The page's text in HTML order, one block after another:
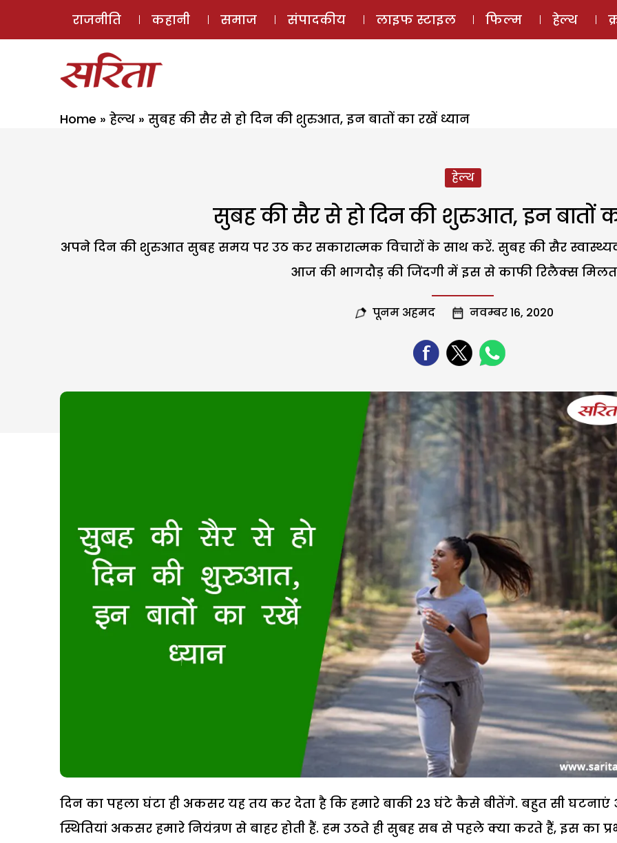
ई-मैगज़ीन
राजनीति कहानी समाज संपादकीय लाइफ स्टाइल फिल्म हेल्थ
Home » हेल्थ » सुबह की सैर से हो दिन की शुरुआत, इन बातों का रखें ध्यान
हेल्थ
सुबह की सैर से हो दिन की शुरुआत, इन बातों
अपने दिन की शुरुआत सुबह समय पर उठ कर सकारात्मक विचारों के साथ करें. सुबह की सैर
आज की भागदौड़ की जिंदगी में इस से काफी रिलैक्स
पूनम अहमद नवम्बर 16, 2020
दिन का पहला घंटा ही अकसर यह तय कर देता है कि हमारे बाकी 23 घंटे कैसे बीतेंगे. बहुत सी
स्थितियां अकसर हमारे नियंत्रण से बाहर होती हैं. हम उठते ही सुबह सब से पहले क्या करते हैं, इस का